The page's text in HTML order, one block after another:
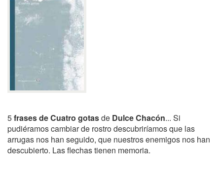
5frases de Cuatro gotasde Dulce Chacón... Si
pudiéramos cambiar de rostro descubriríamos que las
arrugas nos han seguido, que nuestros enemigos nos han
descubierto. Las flechas tienen memoria.